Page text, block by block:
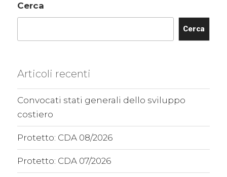
Cerca
Cerca
Articoli recenti
Convocati stati generali dello sviluppo
costiero
Protetto: CDA 08/2026
Protetto: CDA 07/2026